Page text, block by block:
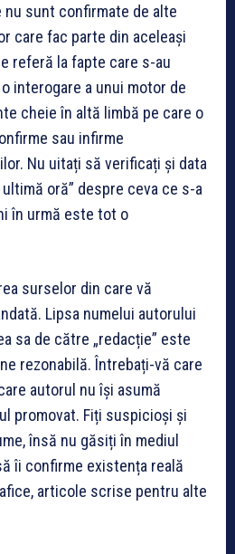
sunt confirmate de alte
care fac parte din aceleași
referă la fapte care s-au
interogare a unui motor de
cheie în altă limbă pe care o
sau infirme
Nu uitați să verificați și data
oră” despre ceva ce s-a
în urmă este tot o
surselor din care vă
Lipsa numelui autorului
sa de către „redacție” este
rezonabilă. Întrebați-vă care
autorul nu își asumă
promovat. Fiți suspicioși și
însă nu găsiți în mediul
îi confirme existența reală
articole scrise pentru alte